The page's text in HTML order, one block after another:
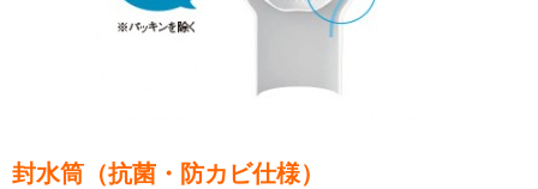
封水筒（抗菌・防カビ仕様）